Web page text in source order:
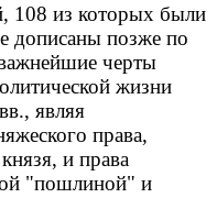
108 из которых были
дописаны позже по
черты
жизни
являя
права,
и права
"пошлиной" и